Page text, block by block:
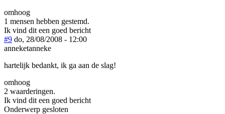
omhoog
1 mensen hebben gestemd.
Ik vind dit een goed bericht
#9 do, 28/08/2008 - 12:00
anneketanneke
hartelijk bedankt, ik ga aan de slag!
omhoog
2 waarderingen.
Ik vind dit een goed bericht
Onderwerp gesloten